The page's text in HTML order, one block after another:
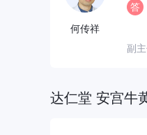
何传祥
副
达仁堂 安宫牛